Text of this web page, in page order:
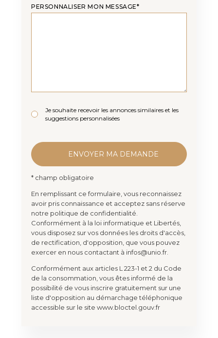
PERSONNALISER MON MESSAGE*
Je souhaite recevoir les annonces similaires et les
suggestions personnalisées
* champ obligatoire
En remplissant ce formulaire, vous reconnaissez
avoir pris connaissance et acceptez sans réserve
notre politique de confidentialité.
Conformément à la loi informatique et Libertés,
vous disposez sur vos données les droits d'accès,
de rectification, d'opposition, que vous pouvez
exercer en nous contactant à infos@unio.fr.
Conformément aux articles L 223-1 et 2 du Code
de la consommation, vous êtes informé de la
possibilité de vous inscrire gratuitement sur une
liste d'opposition au démarchage téléphonique
accessible sur le site www.bloctel.gouv.fr